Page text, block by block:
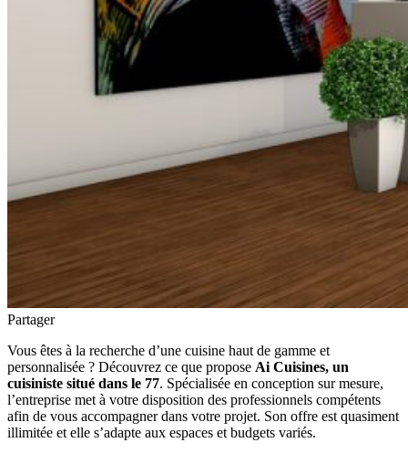
Partager
Vous êtes à la recherche d’une cuisine haut de gamme et
personnalisée ? Découvrez ce que propose Ai Cuisines, un
cuisiniste situé dans le 77. Spécialisée en conception sur mesure,
l’entreprise met à votre disposition des professionnels compétents
afin de vous accompagner dans votre projet. Son offre est quasiment
illimitée et elle s’adapte aux espaces et budgets variés.